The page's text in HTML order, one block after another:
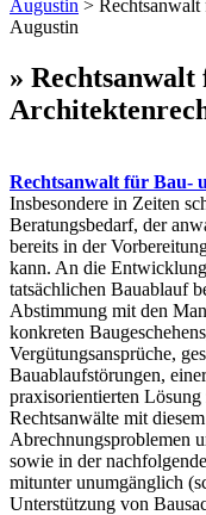
Augustin >
Augustin
»
Rechtsanwalt für Bau-
Insbesondere in Zeiten
Beratungsbedarf, der
bereits in der
kann. An die
tatsächlichen Bauablauf
Abstimmung mit den
konkreten
Vergütungsansprüche,
Bauablaufstörungen,
praxisorientierten
Rechtsanwälte mit
Abrechnungsproblemen
sowie in der
mitunter unumgänglich
Unterstützung von